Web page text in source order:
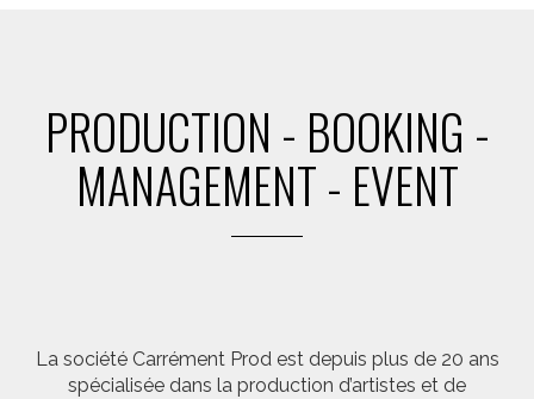
PRODUCTION - BOOKING -
MANAGEMENT - EVENT
La société Carrément Prod est depuis plus de 20 ans
spécialisée dans la production d’artistes et de